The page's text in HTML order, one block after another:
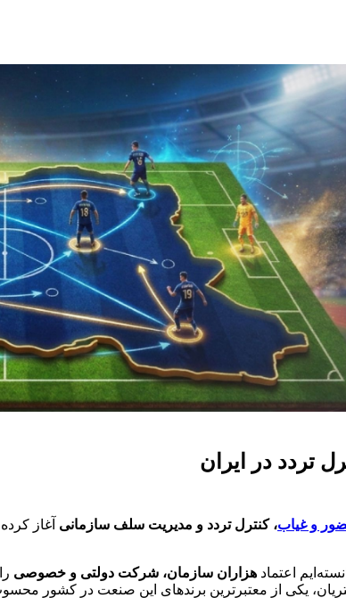
تردد در ایران
و غیاب، کنترل تردد و مدیریت سلف سازمانی آغاز
اعتماد هزاران سازمان، شرکت دولتی و خصوصی
یکی از معتبرترین برندهای این صنعت در کشور